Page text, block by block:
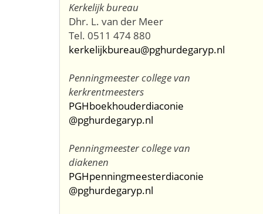
Kerkelijk bureau
Dhr. L. van der Meer
Tel. 0511 474 880
kerkelijkbureau@pghurdegaryp.nl
Penningmeester college van
kerkrentmeesters
PGHboekhouderdiaconie
@pghurdegaryp.nl
Penningmeester college van
diakenen
PGHpenningmeesterdiaconie
@pghurdegaryp.nl